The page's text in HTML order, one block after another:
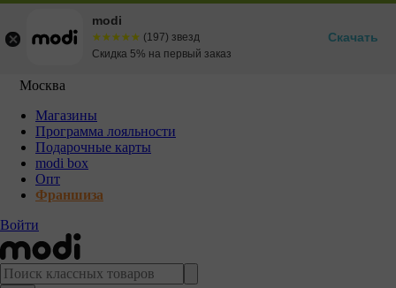
Москва
Магазины
Программа лояльности
Подарочные карты
modi box
Опт
Франшиза
Войти
modi
☆☆☆☆☆
★★★★★ (197) звезд
Скидка 5% на первый заказ
Скачать